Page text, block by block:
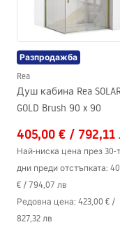
Макс. височина
Излив за вана
Регулиране на
Система Anti-Calc
Разстояние между
Гаранция
Гаранционни
Инструкции
shower_set.pdf
Разпродажба
Rea
Душ кабина Rea
GOLD Brush 90 x 90
405,00 € / 792,11
Най-ниска цена през 30-
дни преди отстъпката:
€ / 794,07 лв
Редовна цена: 423,00 € /
827,32 лв